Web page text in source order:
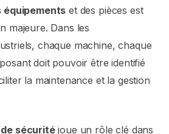
et des pièces est
majeure. Dans les
chaque machine, chaque
doit pouvoir être identifié
la maintenance et la gestion
sécuritéjoue un rôle clé dans